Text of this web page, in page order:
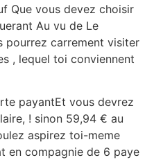
Que vous devez choisir
Au vu de Le
pourrez carrement visiter
, lequel toi conviennent
payantEt vous devrez
! sinon 59,94 € au
aspirez toi-meme
en compagnie de 6 paye